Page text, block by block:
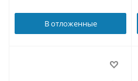
В отложенные